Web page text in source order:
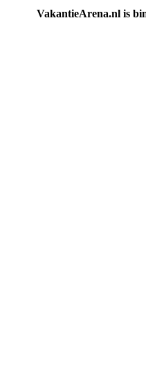
VakantieArena.nl is